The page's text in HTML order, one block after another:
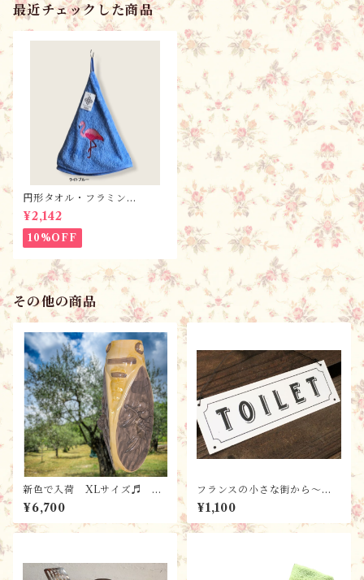
最近チェックした商品
円形タオル・フラミン
ゴ ・ 全2色 / フランスT
isssus-Toselli社 フランス
のお土産
¥2,142
10%OFF
その他の商品
新色で入荷 XLサイズ♬ プ
ロヴァンス雑貨 南仏のお土
産 セミの花器 / フラワー
ベース グラン(XL)・オリー
¥6,700
フランスの小さな街から～
フレンチレトロなトイレのド
アプレート/TOILET
¥1,100